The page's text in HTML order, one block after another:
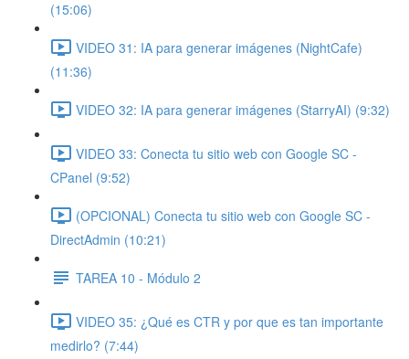
(15:06)
VIDEO 31: IA para generar imágenes (NightCafe)
(11:36)
VIDEO 32: IA para generar imágenes (StarryAI) (9:32)
VIDEO 33: Conecta tu sitio web con Google SC -
CPanel (9:52)
(OPCIONAL) Conecta tu sitio web con Google SC -
DirectAdmin (10:21)
TAREA 10 - Módulo 2
VIDEO 35: ¿Qué es CTR y por que es tan importante
medirlo? (7:44)